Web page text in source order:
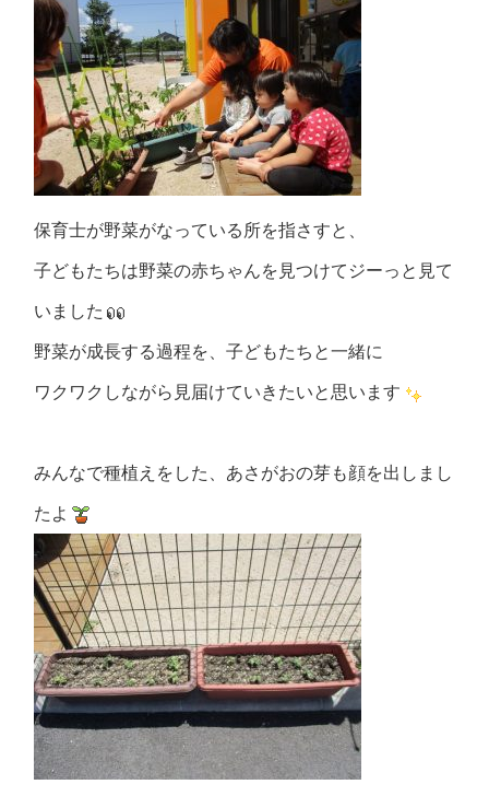
保育士が野菜がなっている所を指さすと、
子どもたちは野菜の赤ちゃんを見つけてジーっと見て
いました
野菜が成長する過程を、子どもたちと一緒に
ワクワクしながら見届けていきたいと思います
みんなで種植えをした、あさがおの芽も顔を出しまし
たよ